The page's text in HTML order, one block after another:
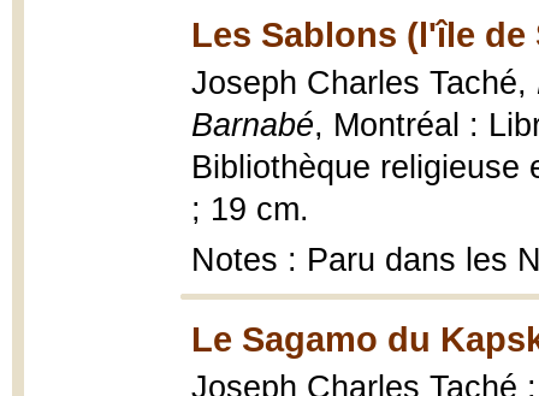
Les Sablons (l'île de
Joseph Charles Taché,
Barnabé, Montréal :
Bibliothèque religieuse
; 19 cm.
Notes : Paru dans les
Le Sagamo du
Joseph Charles Taché